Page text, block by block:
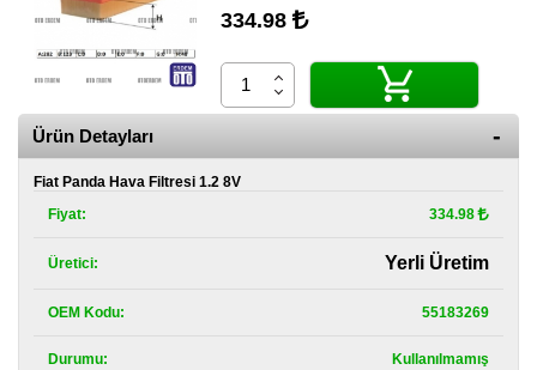
Ürünler
Banka
Hesapları
İletişim
Kategoriler
Yedek
Parça
Parça
334.98
Ürün Detayları
Fiat Panda Hava Filtresi 1.2 8V
Fiyat:
334.98
Üretici: Yerli Üretim
OEM Kodu: 55183269
Durumu: Kullanılmamış